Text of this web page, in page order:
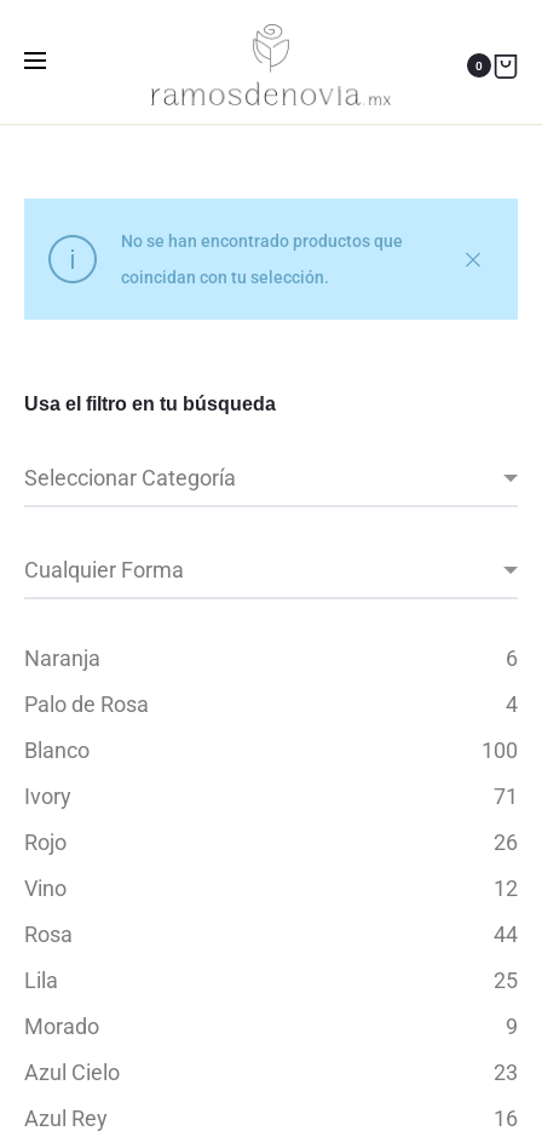
0
ramo en cascada
Productos etiquetados “ramo en cascada”
No se han encontrado productos que
coincidan con tu selección.
Usa el filtro en tu búsqueda
Naranja
6
Palo de Rosa
4
Blanco
100
Ivory
71
Rojo
26
Vino
12
Rosa
44
Lila
25
Morado
9
Azul Cielo
23
Azul Rey
16